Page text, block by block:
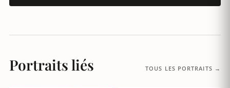
Portraits liés TOUS LES PORTRAITS →